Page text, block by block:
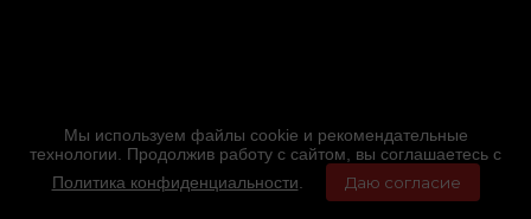
Мы используем файлы cookie и рекомендательные
технологии. Продолжив работу с сайтом, вы соглашаетесь с
Политика конфиденциальности
Даю согласие